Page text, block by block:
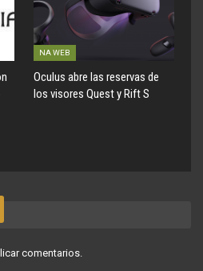
NA WEB
Oculus abre las reservas de
los visores Quest y Rift S
comentarios.